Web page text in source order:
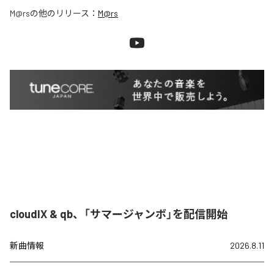
M@rsの他のリリース： M@rs
cloudIX & qb、「サマージャンボ」を配信開始
新曲情報 2026.8.11